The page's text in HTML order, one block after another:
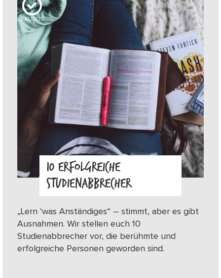
2 KUDOS
10 ERFOLGREICHE
STUDIENABBRECHER
„Lern ‘was Anständiges“ – stimmt, aber es gibt
Ausnahmen. Wir stellen euch 10
Studienabbrecher vor, die berühmte und
erfolgreiche Personen geworden sind.